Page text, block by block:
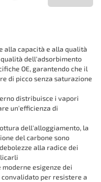
alla capacità e alla qualità
qualità dell'adsorbimento
OE, garantendo che il
di picco senza saturazione
distribuisce i vapori
un'efficienza di
dell'alloggiamento, la
del carbone sono
alla radice dei
esigenze dei
per resistere a